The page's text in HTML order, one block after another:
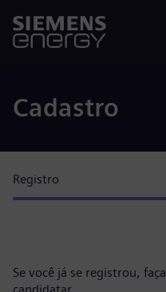
Cadastro
Registro
Se você já se registrou, faça